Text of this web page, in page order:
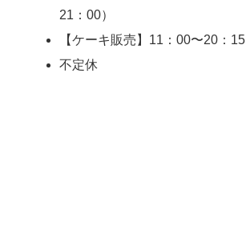
21：00）
【ケーキ販売】11：00〜20：15
不定休